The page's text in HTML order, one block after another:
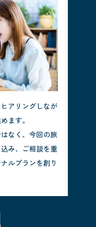
アリングしなが
ます。
なく、今回の旅
み、ご相談を重
ルプランを創り